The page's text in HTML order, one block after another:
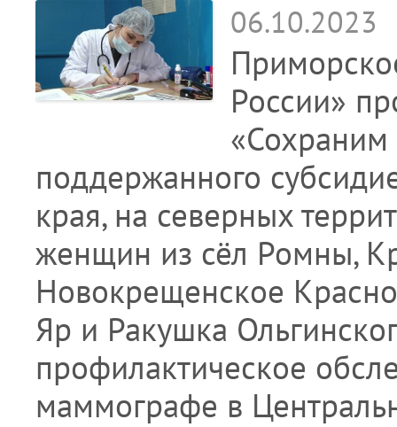
06.10.2023
России»
поддержанного
края, на северных
женщин из сёл Ромны,
Новокрещенское
Яр и Ракушка
профилактическое
маммографе в